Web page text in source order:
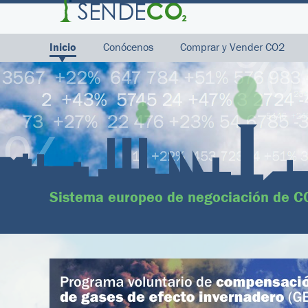
Inicio Conócenos Comprar y Vender CO2
Sistema europeo de negociación de